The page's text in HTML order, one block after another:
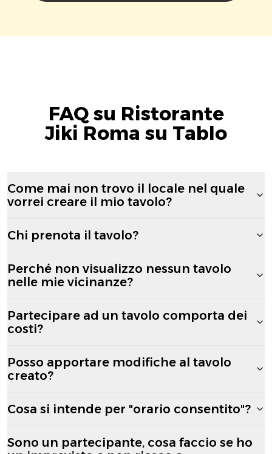
FAQ su Ristorante
Jiki Roma su Tablo
Come mai non trovo il locale nel quale
vorrei creare il mio tavolo?
Chi prenota il tavolo?
Perché non visualizzo nessun tavolo
nelle mie vicinanze?
Partecipare ad un tavolo comporta dei
costi?
Posso apportare modifiche al tavolo
creato?
Cosa si intende per "orario consentito"?
Sono un partecipante, cosa faccio se ho